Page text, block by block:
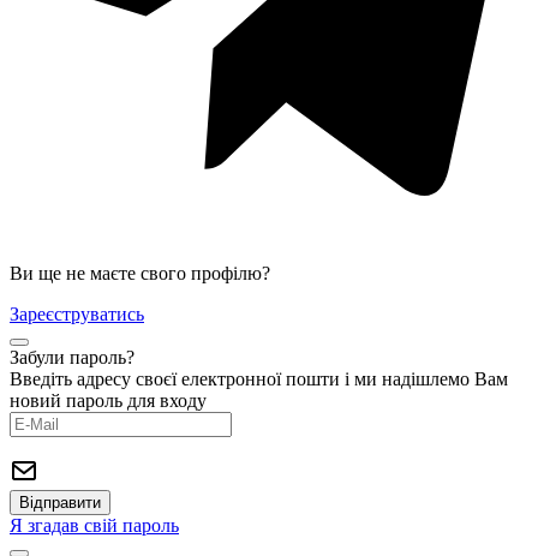
Ви ще не маєте свого профілю?
Зареєструватись
Забули пароль?
Введіть адресу своєї електронної пошти і ми надішлемо Вам
новий пароль для входу
Я згадав свій пароль